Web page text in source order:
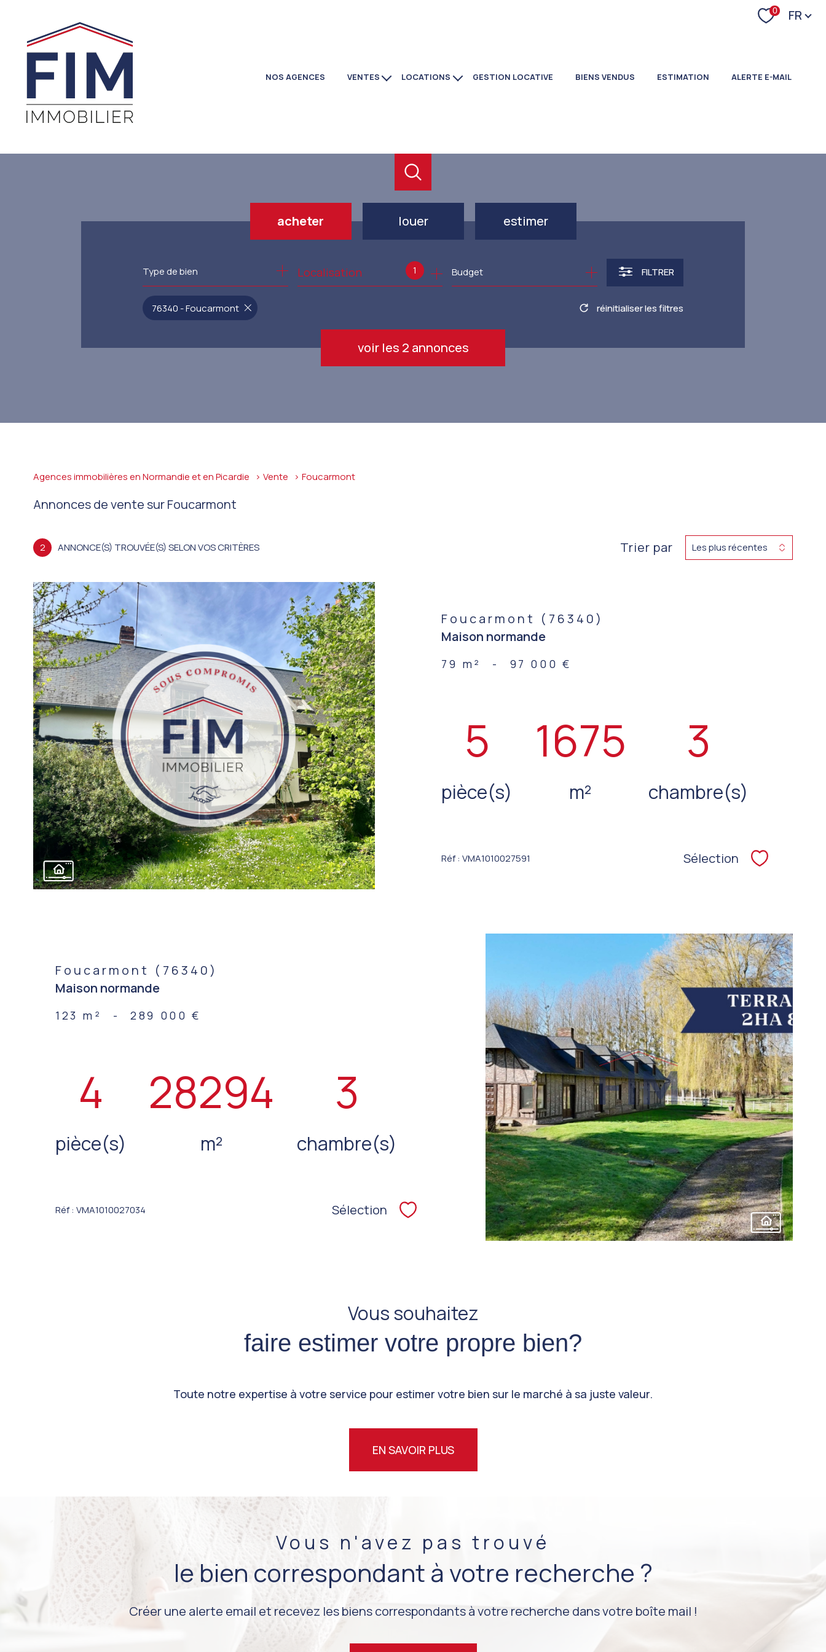
0 Langue
FR
NOS AGENCES VENTES LOCATIONS GESTION LOCATIVE BIENS VENDUS ESTIMATION ALERTE E-MAIL
acheter
de l'ancien
de l'immo pro
louer
à l'année
de l'immo pro
estimer
Type de bien 1
Localisation Budget FILTRER
voir les 2 annonces
76340 - Foucarmont réinitialiser les filtres
Agences immobilières en Normandie et en Picardie Vente foucarmont
Annonces de vente sur Foucarmont
2 ANNONCE(S) TROUVÉE(S) SELON VOS CRITÈRES Trier par Les plus récentes
VOIR LE
BIEN
Foucarmont (76340)
Maison normande
79 m² - 97 000 €
5
pièce(s)
1675
m²
3
chambre(s)
Réf : VMA1010027591 Sélection
VOIR LE
BIEN
Foucarmont (76340)
Maison normande
123 m² - 289 000 €
4
pièce(s)
28294
m²
3
chambre(s)
Réf : VMA1010027034 Sélection Sélectionner
Vous souhaitez
faire estimer votre propre bien?
Toute notre expertise à votre service pour estimer votre bien sur le marché à sa juste valeur.
EN SAVOIR PLUS
Vous n'avez pas trouvé
le bien correspondant à votre recherche ?
Créer une alerte email et recevez les biens correspondants à votre recherche dans votre boîte mail !